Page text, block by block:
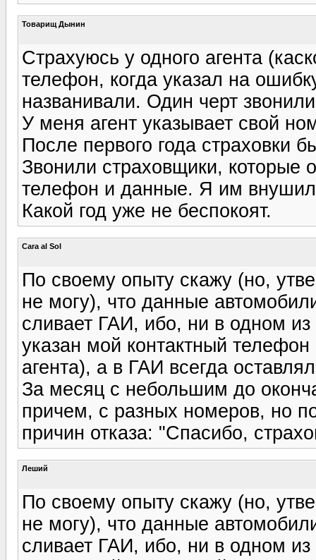
Товарищ Дынин
Страхуюсь у одного агента
телефон, когда указал на
названивали. Один черт
У меня агент указывает свой
После первого года страховки
Звонили страховщики, которые
телефон и данные. Я им
Какой год уже не беспокоят.
Cara al Sol
По своему опыту скажу (но,
не могу), что данные
сливает ГАИ, ибо, ни в одном
указан мой контактный
агента), а в ГАИ всегда
За месяц с небольшим до
причем, с разных номеров, но
причин отказа: "Спасибо,
Леший
По своему опыту скажу (но,
не могу), что данные
сливает ГАИ, ибо, ни в одном